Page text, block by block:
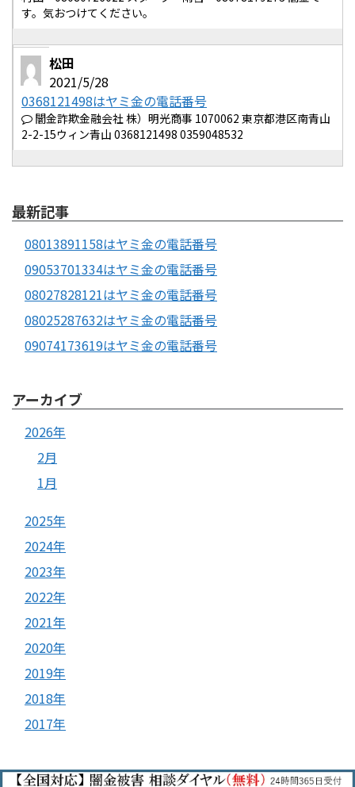
す。気おつけてください。
松田
2021/5/28
0368121498はヤミ金の電話番号
闇金詐欺金融会社 株）明光商事 1070062 東京都港区南青山
2-2-15ウィン青山 0368121498 0359048532
最新記事
08013891158はヤミ金の電話番号
09053701334はヤミ金の電話番号
08027828121はヤミ金の電話番号
08025287632はヤミ金の電話番号
09074173619はヤミ金の電話番号
アーカイブ
2026年
2月
1月
2025年
2024年
2023年
2022年
2021年
2020年
2019年
2018年
2017年